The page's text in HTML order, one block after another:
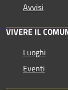
Avvisi
VIVERE IL
Luoghi
Eventi